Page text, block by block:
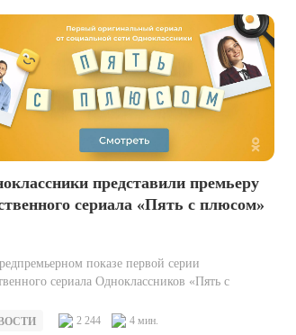
представили премьеру
сериала «Пять с плюсом»
показе первой серии
сериала Одноклассников «Пять с
и контентной дирекции…
2 244 4 мин.